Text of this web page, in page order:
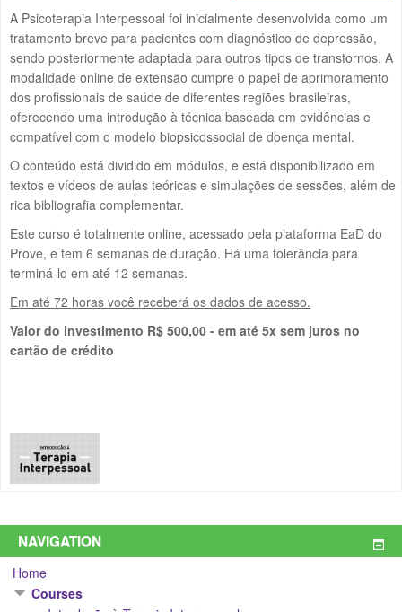
A Psicoterapia Interpessoal foi inicialmente desenvolvida como um
tratamento breve para pacientes com diagnóstico de depressão,
sendo posteriormente adaptada para outros tipos de transtornos. A
modalidade online de extensão cumpre o papel de aprimoramento
dos profissionais de saúde de diferentes regiões brasileiras,
oferecendo uma introdução à técnica baseada em evidências e
compatível com o modelo biopsicossocial de doença mental.
O conteúdo está dividido em módulos, e está disponibilizado em
textos e vídeos de aulas teóricas e simulações de sessões, além de
rica bibliografia complementar.
Este curso é totalmente online, acessado pela plataforma EaD do
Prove, e tem 6 semanas de duração. Há uma tolerância para
terminá-lo em até 12 semanas.
Em até 72 horas você receberá os dados de acesso.
Valor do investimento R$ 500,00 - em até 5x sem juros no
cartão de crédito
NAVIGATION
Home
Courses